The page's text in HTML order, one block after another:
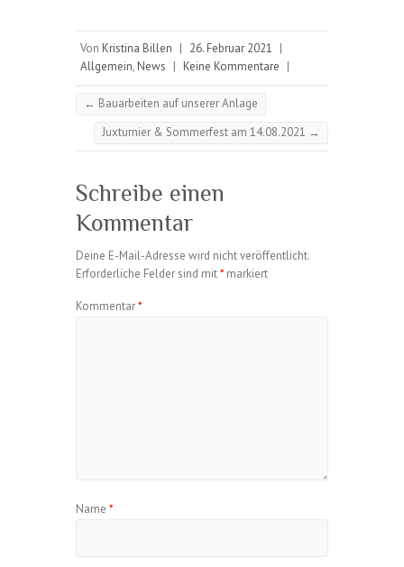
Von Kristina Billen | 26. Februar 2021 |
Allgemein, News | Keine Kommentare |
← Bauarbeiten auf unserer Anlage
Juxturnier & Sommerfest am 14.08.2021 →
Schreibe einen
Kommentar
Deine E-Mail-Adresse wird nicht veröffentlicht.
Erforderliche Felder sind mit* markiert
Kommentar*
Name *